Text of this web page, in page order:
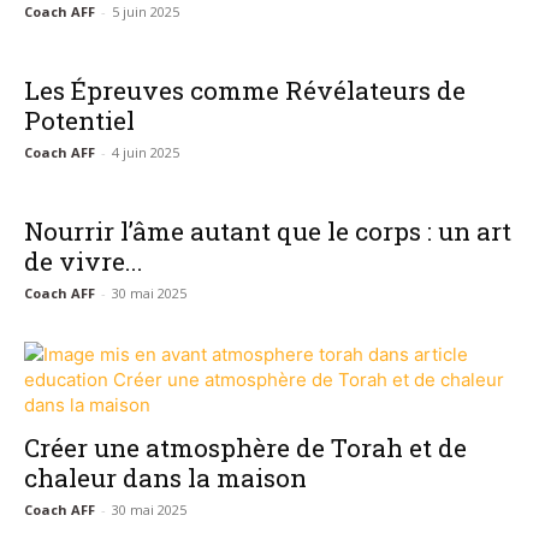
Coach AFF - 5 juin 2025
Les Épreuves comme Révélateurs de
Potentiel
Coach AFF - 4 juin 2025
Nourrir l’âme autant que le corps : un art
de vivre...
Coach AFF - 30 mai 2025
Créer une atmosphère de Torah et de
chaleur dans la maison
Coach AFF - 30 mai 2025